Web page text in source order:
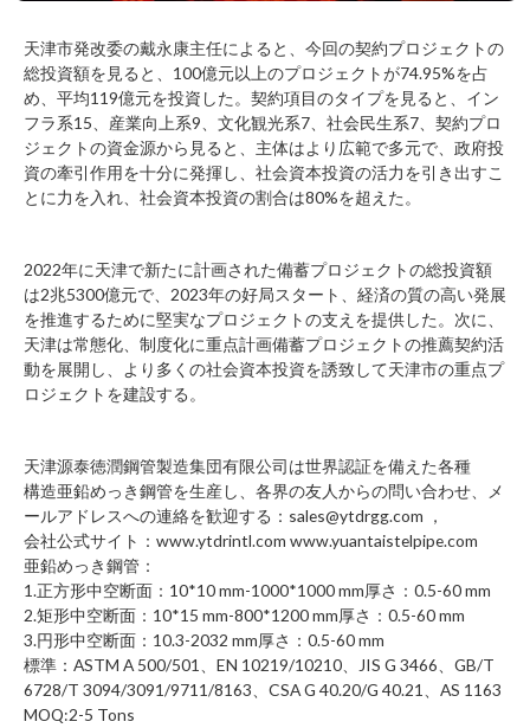
天津市発改委の戴永康主任によると、今回の契約プロジェクトの
総投資額を見ると、100億元以上のプロジェクトが74.95%を占
め、平均119億元を投資した。契約項目のタイプを見ると、イン
フラ系15、産業向上系9、文化観光系7、社会民生系7、契約プロ
ジェクトの資金源から見ると、主体はより広範で多元で、政府投
資の牽引作用を十分に発揮し、社会資本投資の活力を引き出すこ
とに力を入れ、社会資本投資の割合は80%を超えた。
2022年に天津で新たに計画された備蓄プロジェクトの総投資額
は2兆5300億元で、2023年の好局スタート、経済の質の高い発展
を推進するために堅実なプロジェクトの支えを提供した。次に、
天津は常態化、制度化に重点計画備蓄プロジェクトの推薦契約活
動を展開し、より多くの社会資本投資を誘致して天津市の重点プ
ロジェクトを建設する。
天津源泰徳潤鋼管製造集団有限公司は世界認証を備えた各種
構造亜鉛めっき鋼管を生産し、各界の友人からの問い合わせ、メ
ールアドレスへの連絡を歓迎する：sales@ytdrgg.com ，
会社公式サイト：www.ytdrintl.com www.yuantaistelpipe.com
亜鉛めっき鋼管 ：
1.正方形中空断面：10*10 mm-1000*1000 mm厚さ：0.5-60 mm
2.矩形中空断面：10*15 mm-800*1200 mm厚さ：0.5-60 mm
3.円形中空断面：10.3-2032 mm厚さ：0.5-60 mm
標準：ASTM A 500/501、EN 10219/10210、JIS G 3466、GB/T
6728/T 3094/3091/9711/8163、CSA G 40.20/G 40.21、AS 1163
MOQ:2-5 Tons